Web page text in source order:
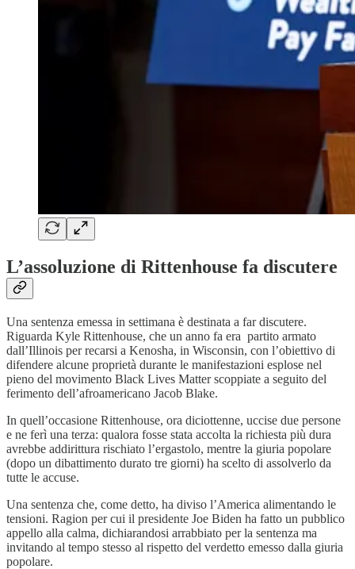
L’assoluzione di Rittenhouse fa discutere
Una sentenza emessa in settimana è destinata a far discutere.
Riguarda Kyle Rittenhouse, che un anno fa era partito armato
dall’Illinois per recarsi a Kenosha, in Wisconsin, con l’obiettivo di
difendere alcune proprietà durante le manifestazioni esplose nel
pieno del movimento Black Lives Matter scoppiate a seguito del
ferimento dell’afroamericano Jacob Blake.
In quell’occasione Rittenhouse, ora diciottenne, uccise due persone
e ne ferì una terza: qualora fosse stata accolta la richiesta più dura
avrebbe addirittura rischiato l’ergastolo, mentre la giuria popolare
(dopo un dibattimento durato tre giorni) ha scelto di assolverlo da
tutte le accuse.
Una sentenza che, come detto, ha diviso l’America alimentando le
tensioni. Ragion per cui il presidente Joe Biden ha fatto un pubblico
appello alla calma, dichiarandosi arrabbiato per la sentenza ma
invitando al tempo stesso al rispetto del verdetto emesso dalla giuria
popolare.